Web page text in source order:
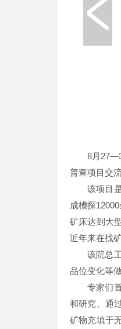
8月
普查项目交
该项目
成槽探
矿床达到大
近年来在找
该院总
品位变化等
专家们
和研究。通
矿物充填于